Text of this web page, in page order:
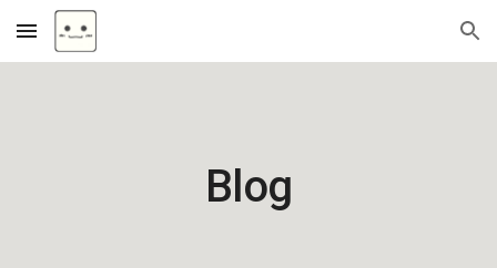
Skip to main content Skip to navigation
Blog